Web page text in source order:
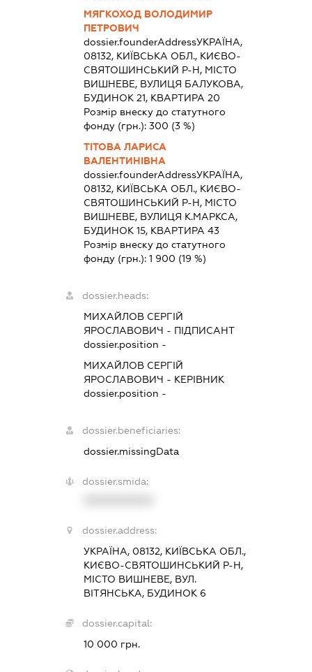
МЯГКОХОД ВОЛОДИМИР
ПЕТРОВИЧ
dossier.founderAddressУКРАЇНА,
08132, КИЇВСЬКА ОБЛ., КИЄВО-
СВЯТОШИНСЬКИЙ Р-Н, МІСТО
ВИШНЕВЕ, ВУЛИЦЯ БАЛУКОВА,
БУДИНОК 21, КВАРТИРА 20
Розмір внеску до статутного
фонду (грн.):300 (3 %)
ТІТОВА ЛАРИСА
ВАЛЕНТИНІВНА
dossier.founderAddressУКРАЇНА,
08132, КИЇВСЬКА ОБЛ., КИЄВО-
СВЯТОШИНСЬКИЙ Р-Н, МІСТО
ВИШНЕВЕ, ВУЛИЦЯ К.МАРКСА,
БУДИНОК 15, КВАРТИРА 43
Розмір внеску до статутного
фонду (грн.):1 900 (19 %)
dossier.heads:
МИХАЙЛОВ СЕРГІЙ
ЯРОСЛАВОВИЧ - ПІДПИСАНТ
dossier.position -
МИХАЙЛОВ СЕРГІЙ
ЯРОСЛАВОВИЧ - КЕРІВНИК
dossier.position -
dossier.beneficiaries:
dossier.missingData
dossier.smida:
dossier.address:
УКРАЇНА, 08132, КИЇВСЬКА ОБЛ.,
КИЄВО-СВЯТОШИНСЬКИЙ Р-Н,
МІСТО ВИШНЕВЕ, ВУЛ.
ВІТЯНСЬКА, БУДИНОК 6
dossier.capital:
10 000 грн.